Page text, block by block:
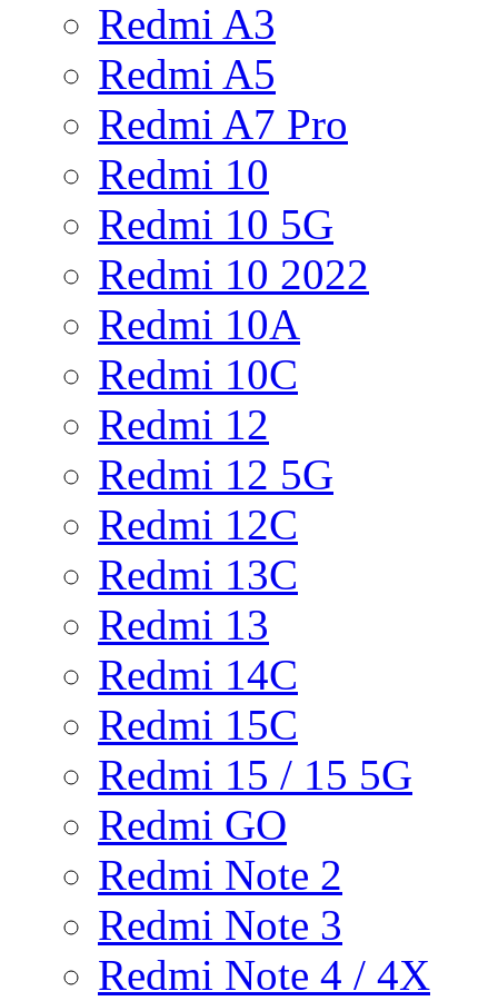
Redmi A3
Redmi A5
Redmi A7 Pro
Redmi 10
Redmi 10 5G
Redmi 10 2022
Redmi 10A
Redmi 10C
Redmi 12
Redmi 12 5G
Redmi 12C
Redmi 13C
Redmi 13
Redmi 14C
Redmi 15C
Redmi 15 / 15 5G
Redmi GO
Redmi Note 2
Redmi Note 3
Redmi Note 4 / 4X